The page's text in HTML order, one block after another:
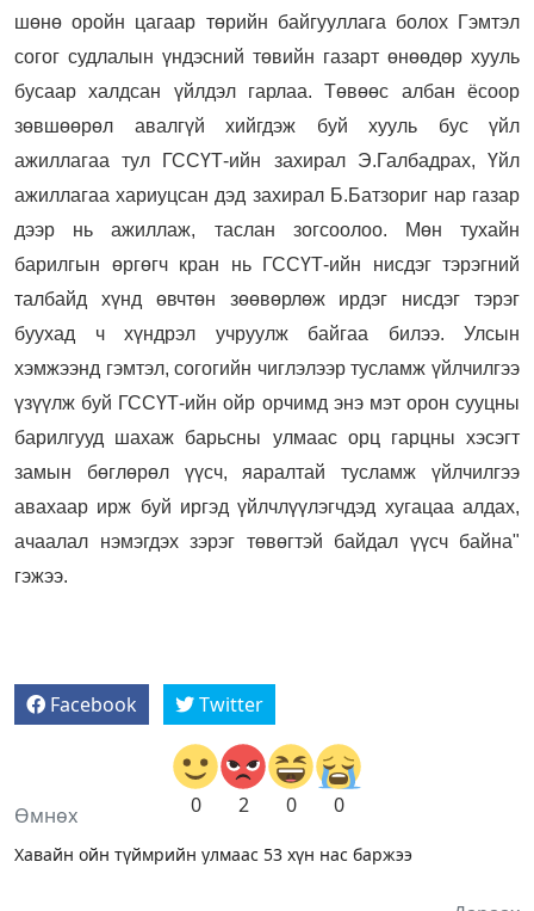
шөнө оройн цагаар төрийн байгууллага болох Гэмтэл
согог судлалын үндэсний төвийн газарт өнөөдөр хууль
бусаар халдсан үйлдэл гарлаа. Төвөөс албан ёсоор
зөвшөөрөл авалгүй хийгдэж буй хууль бус үйл
ажиллагаа тул ГССҮТ-ийн захирал Э.Галбадрах, Үйл
ажиллагаа хариуцсан дэд захирал Б.Батзориг нар газар
дээр нь ажиллаж, таслан зогсоолоо. Мөн тухайн
барилгын өргөгч кран нь ГССҮТ-ийн нисдэг тэрэгний
талбайд хүнд өвчтөн зөөвөрлөж ирдэг нисдэг тэрэг
буухад ч хүндрэл учруулж байгаа билээ. Улсын
хэмжээнд гэмтэл, согогийн чиглэлээр тусламж үйлчилгээ
үзүүлж буй ГССҮТ-ийн ойр орчимд энэ мэт орон сууцны
барилгууд шахаж барьсны улмаас орц гарцны хэсэгт
замын бөглөрөл үүсч, яаралтай тусламж үйлчилгээ
авахаар ирж буй иргэд үйлчлүүлэгчдэд хугацаа алдах,
ачаалал нэмэгдэх зэрэг төвөгтэй байдал үүсч байна"
гэжээ.
Facebook Twitter
0 2 0 0
Өмнөх
Хавайн ойн түймрийн улмаас 53 хүн нас баржээ